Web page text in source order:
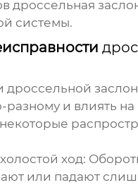
дроссельная
системы.
дроссельной
разному и влиять на
ход:
или падают